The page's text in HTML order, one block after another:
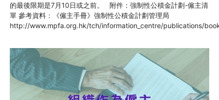
的最後限期是7月10日或之前。 附件：強制性公積金計劃-僱主清
單 參考資料：《僱主手冊》強制性公積金計劃管理局
http://www.mpfa.org.hk/tch/information_centre/publications/